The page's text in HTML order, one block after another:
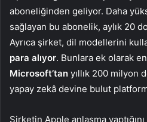
aboneliğinden geliyor. Daha
sağlayan bu abonelik, aylık 20
Ayrıca şirket, dil modellerini
para alıyor. Bunlara ek olarak en
Microsoft’tan yıllık 200 milyon
yapay zekâ devine bulut
Şirketin Apple anlaşma